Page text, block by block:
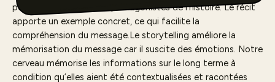
peuvent s’identifier aux protagonistes de l’histoire. Le récit
apporte un exemple concret, ce qui facilite la
compréhension du message.Le storytelling améliore la
mémorisation du message car il suscite des émotions. Notre
cerveau mémorise les informations sur le long terme à
condition qu’elles aient été contextualisées et racontées